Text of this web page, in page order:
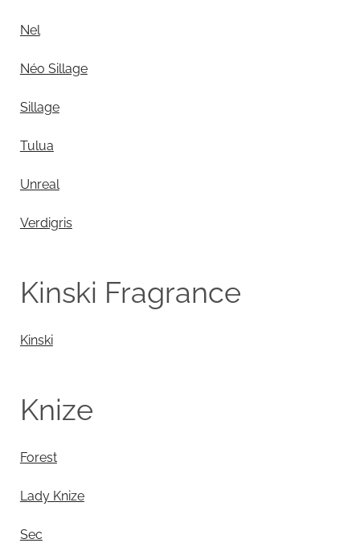
Nel
Néo Sillage
Sillage
Tulua
Unreal
Verdigris
Kinski Fragrance
Kinski
Knize
Forest
Lady Knize
Sec